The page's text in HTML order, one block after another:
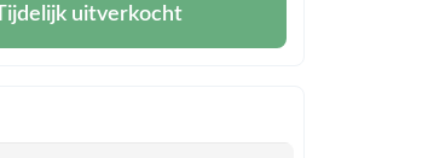
uitverkocht